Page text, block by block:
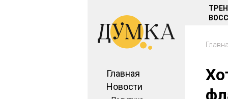
Главная
Новости